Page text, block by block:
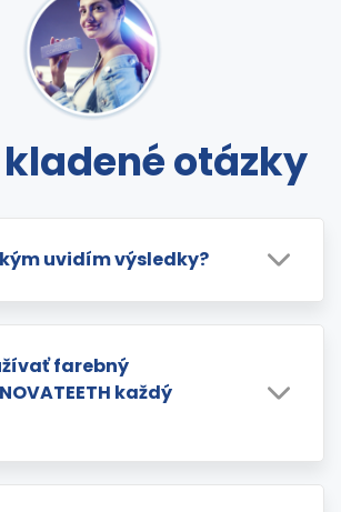
otázky
uvidím výsledky?
farebný
každý